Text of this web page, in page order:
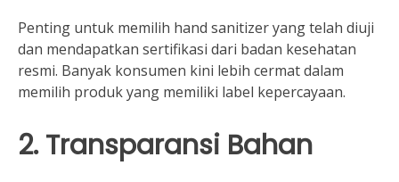
Penting untuk memilih hand sanitizer yang telah diuji
dan mendapatkan sertifikasi dari badan kesehatan
resmi. Banyak konsumen kini lebih cermat dalam
memilih produk yang memiliki label kepercayaan.
2. Transparansi Bahan